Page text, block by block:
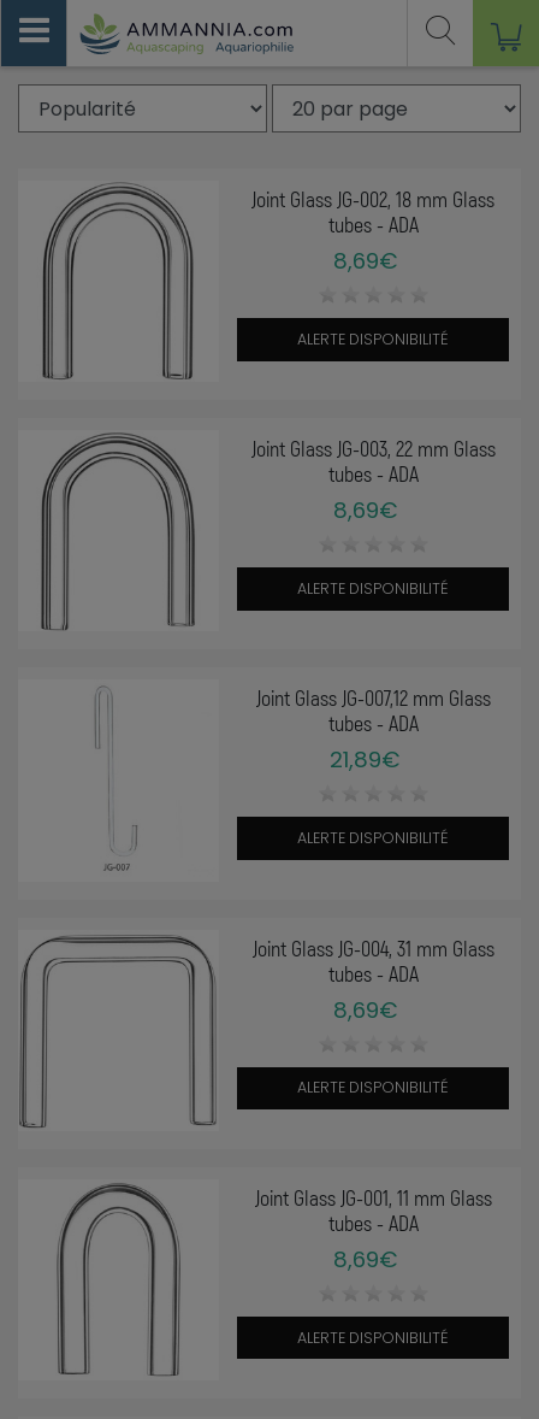
Joint Glass JG-002, 18 mm Glass
tubes - ADA
8,69€
ALERTE DISPONIBILITÉ
Joint Glass JG-003, 22 mm Glass
tubes - ADA
8,69€
ALERTE DISPONIBILITÉ
Joint Glass JG-007,12 mm Glass
tubes - ADA
21,89€
ALERTE DISPONIBILITÉ
Joint Glass JG-004, 31 mm Glass
tubes - ADA
8,69€
ALERTE DISPONIBILITÉ
Joint Glass JG-001, 11 mm Glass
tubes - ADA
8,69€
ALERTE DISPONIBILITÉ